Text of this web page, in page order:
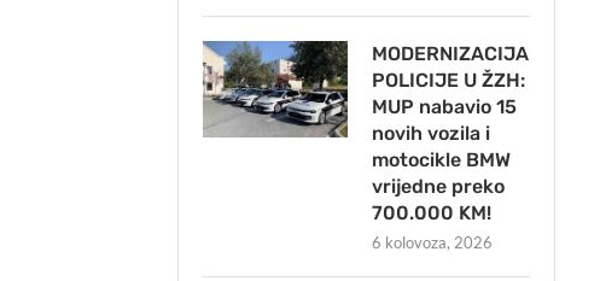
MODERNIZACIJA
POLICIJE U ŽZH:
MUP nabavio 15
novih vozila i
motocikle BMW
vrijedne preko
700.000 KM!
6 kolovoza, 2026